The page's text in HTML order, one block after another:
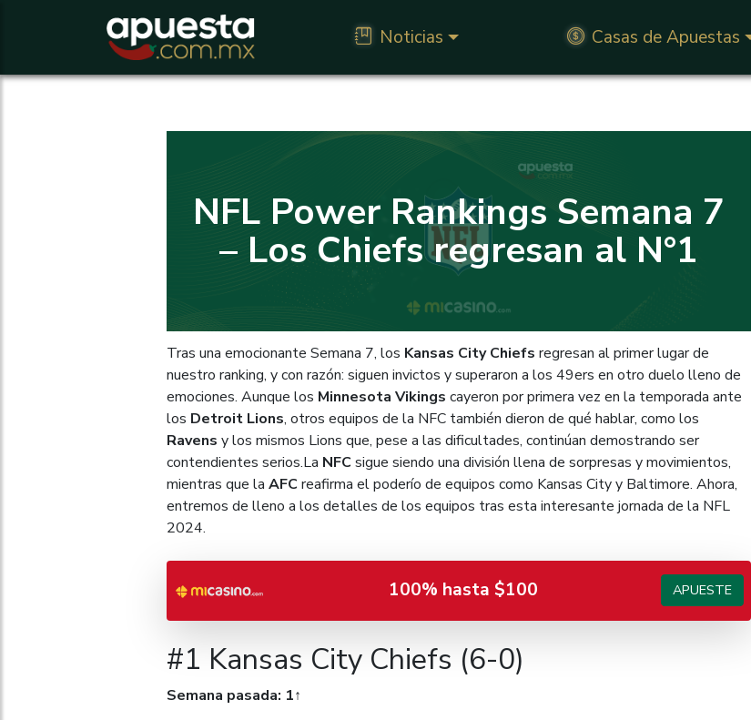
Noticias Casas de Apuestas
NFL Power Rankings Semana 7
– Los Chiefs regresan al N°1
Tras una emocionante Semana 7, los Kansas City Chiefs regresan al primer lugar de
nuestro ranking, y con razón: siguen invictos y superaron a los 49ers en otro duelo lleno de
emociones. Aunque los Minnesota Vikings cayeron por primera vez en la temporada ante
los Detroit Lions, otros equipos de la NFC también dieron de qué hablar, como los
Ravens y los mismos Lions que, pese a las dificultades, continúan demostrando ser
contendientes serios.La NFC sigue siendo una división llena de sorpresas y movimientos,
mientras que la AFC reafirma el poderío de equipos como Kansas City y Baltimore. Ahora,
entremos de lleno a los detalles de los equipos tras esta interesante jornada de la NFL
2024.
100% hasta $100 APUESTE
#1 Kansas City Chiefs (6-0)
Semana pasada: 1↑